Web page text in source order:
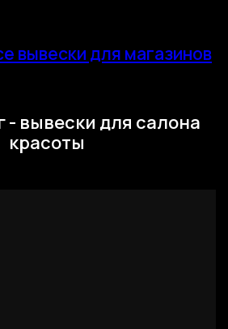
вывески для магазинов
- вывески для салона
красоты